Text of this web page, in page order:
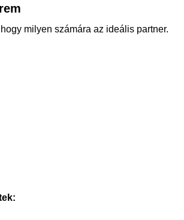
hogy milyen számára az ideális partner.